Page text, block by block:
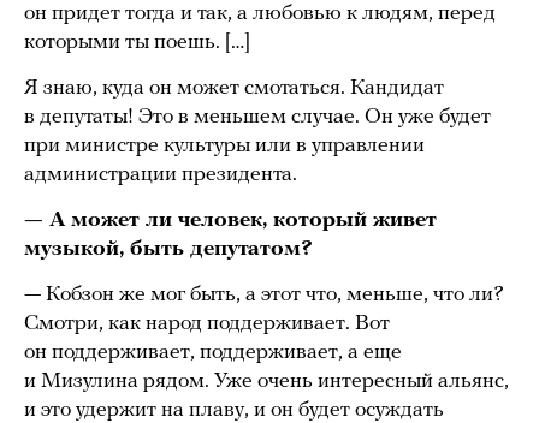
он придет тогда и так, а любовью к людям, перед
которыми ты поешь. […]
Я знаю, куда он может смотаться. Кандидат
в депутаты! Это в меньшем случае. Он уже будет
при министре культуры или в управлении
администрации президента.
— А может ли человек, который живет
музыкой, быть депутатом?
— Кобзон же мог быть, а этот что, меньше, что ли?
Смотри, как народ поддерживает. Вот
он поддерживает, поддерживает, а еще
и Мизулина рядом. Уже очень интересный альянс,
и это удержит на плаву, и он будет осуждать